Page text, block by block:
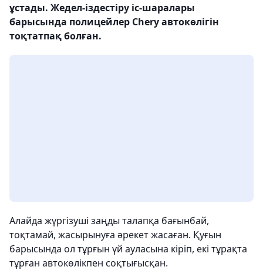
ұстады. Жедел-іздестіру іс-шаралары
барысында полицейлер Chery автокөлігін
тоқтатпақ болған.
Алайда жүргізуші заңды талапқа бағынбай,
тоқтамай, жасырынуға әрекет жасаған. Қуғын
барысында ол тұрғын үй ауласына кіріп, екі тұрақта
тұрған автокөлікпен соқтығысқан.